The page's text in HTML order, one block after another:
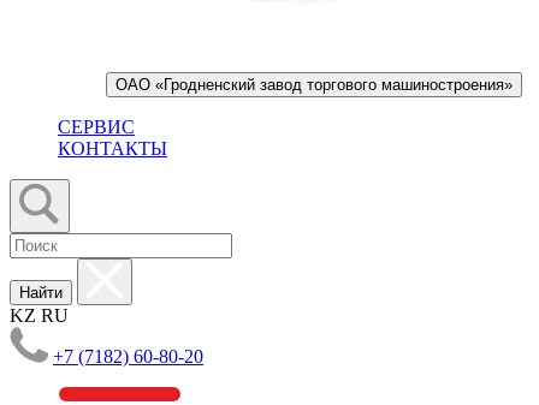
ОАО «Гродненский завод торгового машиностроения»
СЕРВИС
КОНТАКТЫ
Найти
KZ RU
+7 (7182) 60-80-20